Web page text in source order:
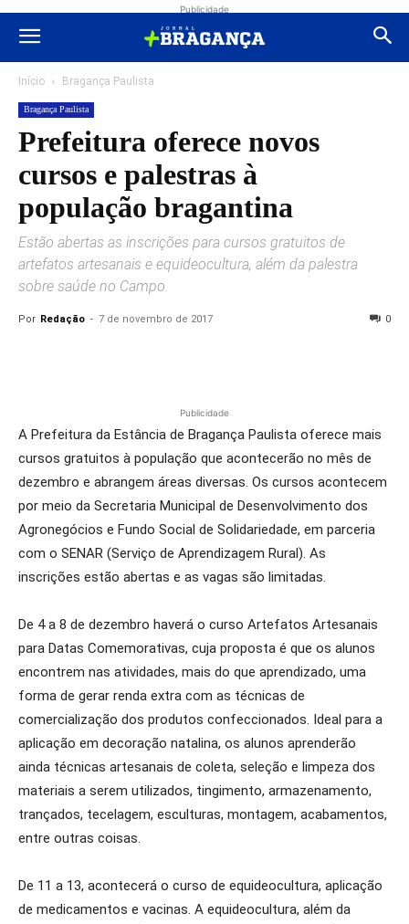
Publicidade
Início Bragança Paulista
Bragança Paulista
Prefeitura oferece novos
cursos e palestras à
população bragantina
Estão abertas as inscrições para cursos gratuitos de
artefatos artesanais e equideocultura, além da palestra
sobre saúde no Campo.
Por Redação - 7 de novembro de 2017 0
Publicidade
A Prefeitura da Estância de Bragança Paulista oferece mais
cursos gratuitos à população que acontecerão no mês de
dezembro e abrangem áreas diversas. Os cursos acontecem
por meio da Secretaria Municipal de Desenvolvimento dos
Agronegócios e Fundo Social de Solidariedade, em parceria
com o SENAR (Serviço de Aprendizagem Rural). As
inscrições estão abertas e as vagas são limitadas.
De 4 a 8 de dezembro haverá o curso Artefatos Artesanais
para Datas Comemorativas, cuja proposta é que os alunos
encontrem nas atividades, mais do que aprendizado, uma
forma de gerar renda extra com as técnicas de
comercialização dos produtos confeccionados. Ideal para a
aplicação em decoração natalina, os alunos aprenderão
ainda técnicas artesanais de coleta, seleção e limpeza dos
materiais a serem utilizados, tingimento, armazenamento,
trançados, tecelagem, esculturas, montagem, acabamentos,
entre outras coisas.
De 11 a 13, acontecerá o curso de equideocultura, aplicação
de medicamentos e vacinas. A equideocultura, além da